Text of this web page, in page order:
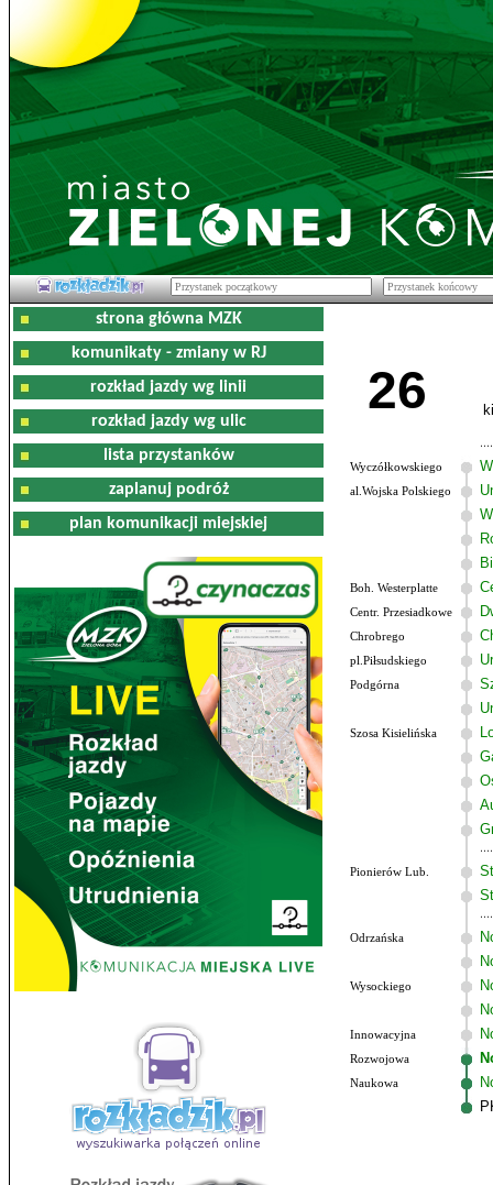
strona główna MZK
komunikaty - zmiany w RJ
rozkład jazdy wg linii
rozkład jazdy wg ulic
lista przystanków
zaplanuj podróż
plan komunikacji miejskiej
26
Wyczółkowskiego
al.Wojska Polskiego
Boh. Westerplatte
Centr. Przesiadkowe
Chrobrego
pl.Piłsudskiego
Podgórna
Szosa Kisielińska
Pionierów Lub.
Odrzańska
Wysockiego
Innowacyjna
Rozwojowa
Naukowa